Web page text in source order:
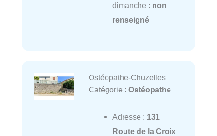
dimanche : non
renseigné
Ostéopathe-Chuzelles
Catégorie : Ostéopathe
Adresse : 131
Route de la Croix